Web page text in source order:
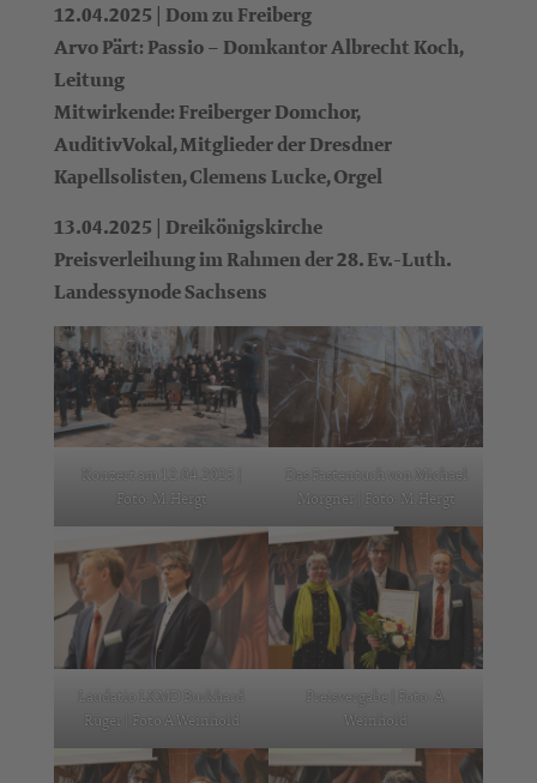
12.04.2025 | Dom zu Freiberg
Arvo Pärt: Passio – Domkantor Albrecht Koch,
Leitung
Mitwirkende: Freiberger Domchor,
AuditivVokal, Mitglieder der Dresdner
Kapellsolisten, Clemens Lucke, Orgel
13.04.2025 | Dreikönigskirche
Preisverleihung im Rahmen der 28. Ev.-Luth.
Landessynode Sachsens
Konzert am 12.04.2025 |
Foto: M. Hergt
Das Fastentuch von Michael
Morgner | Foto: M. Hergt
Laudatio LKMD Burkhard
Rüger | Foto A.Weinhold
Preisvergabe | Foto: A.
Weinhold